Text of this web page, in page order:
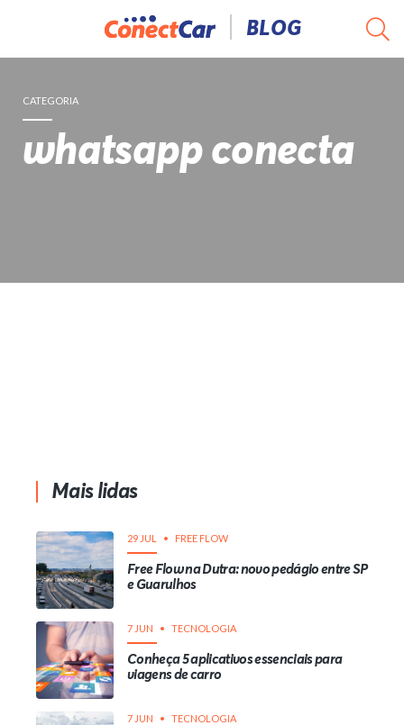
BLOG
CATEGORIA
whatsapp conecta
Mais lidas
29 JUL FREE FLOW
Free Flow na Dutra: novo pedágio entre SP
e Guarulhos
7 JUN TECNOLOGIA
Conheça 5 aplicativos essenciais para
viagens de carro
7 JUN TECNOLOGIA